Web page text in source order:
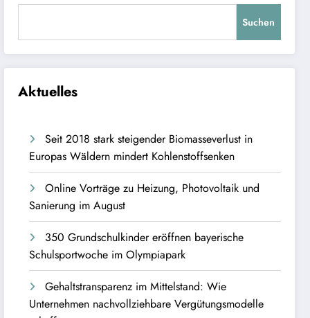
Suchen
Aktuelles
Seit 2018 stark steigender Biomasseverlust in
Europas Wäldern mindert Kohlenstoffsenken
Online Vorträge zu Heizung, Photovoltaik und
Sanierung im August
350 Grundschulkinder eröffnen bayerische
Schulsportwoche im Olympiapark
Gehaltstransparenz im Mittelstand: Wie
Unternehmen nachvollziehbare Vergütungsmodelle